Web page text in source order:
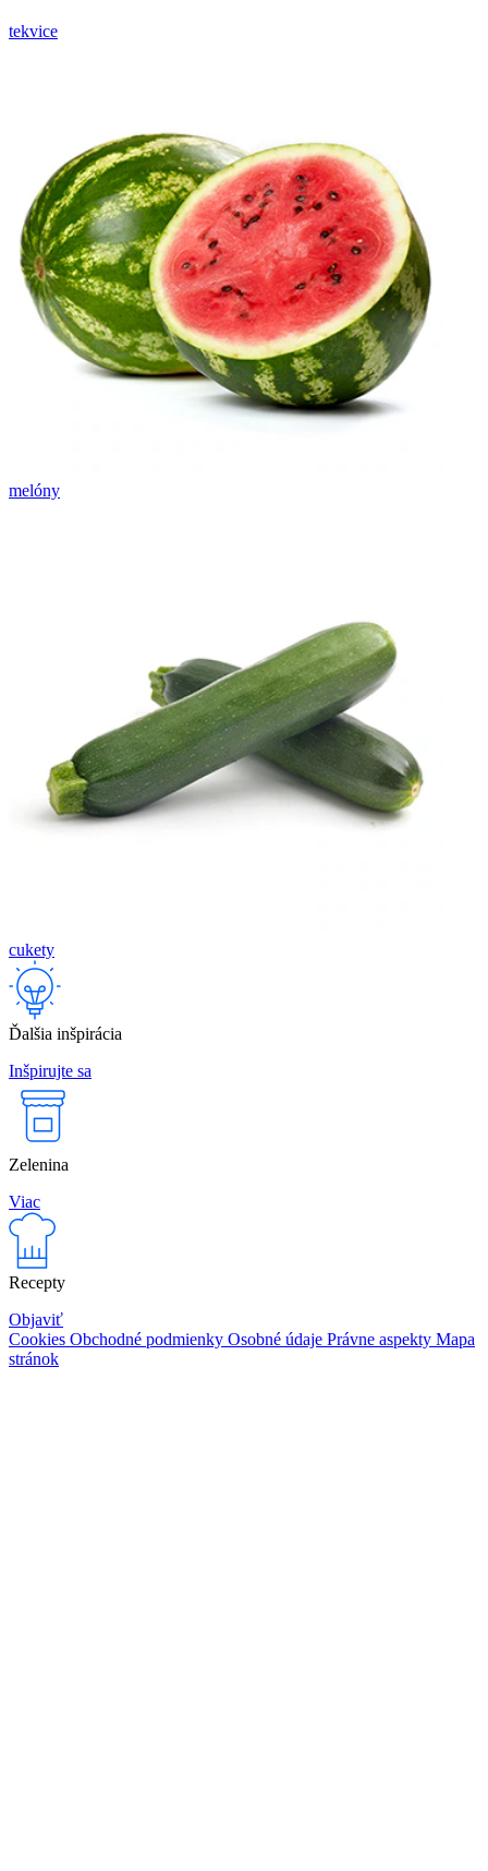
tekvice
melóny
cukety
Ďalšia inšpirácia
Inšpirujte sa
Zelenina
Viac
Recepty
Objaviť
Cookies Obchodné podmienky Osobné údaje Právne aspekty Mapa
stránok